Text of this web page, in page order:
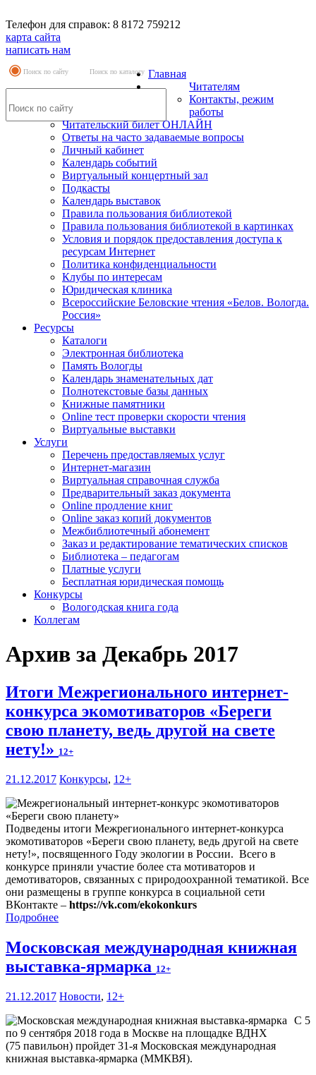
Телефон для справок: 8 8172 759212
карта сайта
написать нам
Поиск по сайту Поиск по каталогу Главная
Читателям
Контакты, режим
работы
Читательский билет ОНЛАЙН
Ответы на часто задаваемые вопросы
Личный кабинет
Календарь событий
Виртуальный концертный зал
Подкасты
Календарь выставок
Правила пользования библиотекой
Правила пользования библиотекой в картинках
Условия и порядок предоставления доступа к
ресурсам Интернет
Политика конфиденциальности
Клубы по интересам
Юридическая клиника
Всероссийские Беловские чтения «Белов. Вологда.
Россия»
Ресурсы
Каталоги
Электронная библиотека
Память Вологды
Календарь знаменательных дат
Полнотекстовые базы данных
Книжные памятники
Online тест проверки скорости чтения
Виртуальные выставки
Услуги
Перечень предоставляемых услуг
Интернет-магазин
Виртуальная справочная служба
Предварительный заказ документа
Online продление книг
Online заказ копий документов
Межбиблиотечный абонемент
Заказ и редактирование тематических списков
Библиотека – педагогам
Платные услуги
Бесплатная юридическая помощь
Конкурсы
Вологодская книга года
Коллегам
Архив за Декабрь 2017
Итоги Межрегионального интернет-
конкурса экомотиваторов «Береги
свою планету, ведь другой на свете
нету!» 12+
21.12.2017 Конкурсы, 12+
Подведены итоги Межрегионального интернет-конкурса
экомотиваторов «Береги свою планету, ведь другой на свете
нету!», посвященного Году экологии в России. Всего в
конкурсе приняли участие более ста мотиваторов и
демотиваторов, связанных с природоохранной тематикой. Все
они размещены в группе конкурса в социальной сети
ВКонтакте – https://vk.com/ekokonkurs
Подробнее
Московская международная книжная
выставка-ярмарка 12+
21.12.2017 Новости, 12+
С 5
по 9 сентября 2018 года в Москве на площадке ВДНХ
(75 павильон) пройдет 31-я Московская международная
книжная выставка-ярмарка (ММКВЯ).